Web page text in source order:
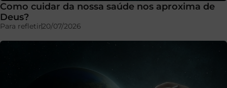
Como cuidar da nossa saúde nos aproxima de
Deus?
Para refletir20/07/2026